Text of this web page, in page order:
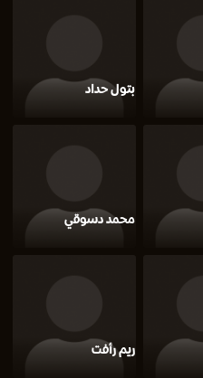
بتول حداد
محمد دسوقي
ريم رأفت